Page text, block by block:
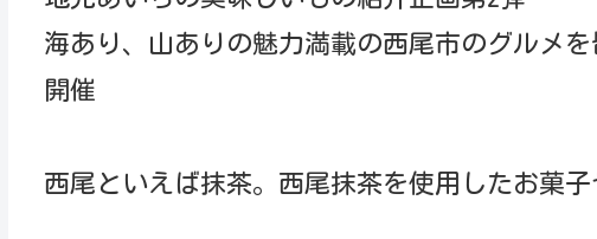
海あり、山ありの魅力満載の西尾市のグルメ
開催
西尾といえば抹茶。西尾抹茶を使用したお菓